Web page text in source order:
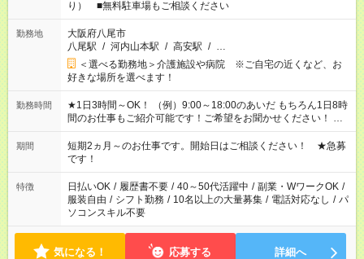
り） ■無料駐車場もご相談ください
勤務地
大阪府八尾市
八尾駅 / 河内山本駅 / 高安駅 / …
＜選べる勤務地＞介護施設や病院 ※ご自宅の近くなど、お
好きな場所を選べます！
勤務時間
★1日3時間～OK！ （例）9:00～18:00のあいだ もちろん1日8時
間のお仕事もご紹介可能です！ご希望をお聞かせください！ ★
家庭の都合でお休みが必要な場合も遠慮なくご相談ください。
※週最低15時間以上の勤務が必要です
期間
短期2ヵ月～のお仕事です。開始日はご相談ください！ ★急募
です！
特徴 日払いOK / 履歴書不要 / 40～50代活躍中 / 副業・WワークOK /
服装自由 / シフト勤務 / 10名以上の大量募集 / 電話対応なし / パ
ソコンスキル不要
気になる！ 応募する 詳細へ